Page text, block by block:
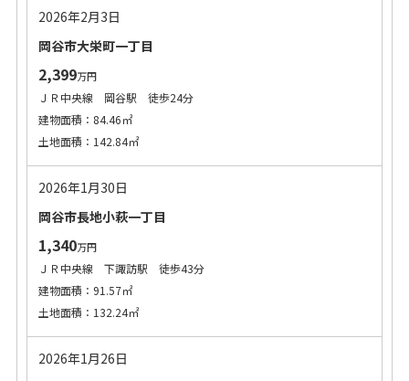
2026年2月3日
岡谷市大栄町一丁目
2,399万円
ＪＲ中央線 岡谷駅 徒歩24分
建物面積：84.46㎡
土地面積：142.84㎡
2026年1月30日
岡谷市長地小萩一丁目
1,340万円
ＪＲ中央線 下諏訪駅 徒歩43分
建物面積：91.57㎡
土地面積：132.24㎡
2026年1月26日